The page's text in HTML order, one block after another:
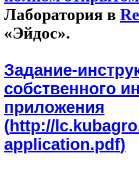
Лаборатория в
«Эйдос».
Задание-
собственного
приложения
(http://
application.pdf)